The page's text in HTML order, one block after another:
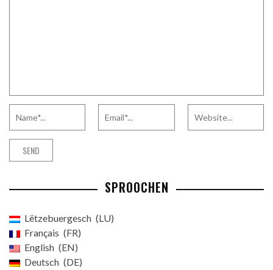
SPROOCHEN
Lëtzebuergesch
LU
Français
FR
English
EN
Deutsch
DE